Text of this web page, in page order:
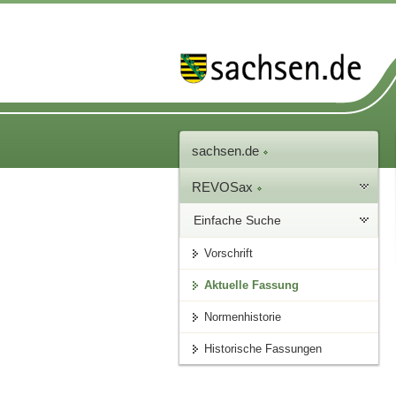
sachsen.de
REVOSax
Einfache Suche
Vorschrift
Aktuelle Fassung
Normenhistorie
Historische Fassungen